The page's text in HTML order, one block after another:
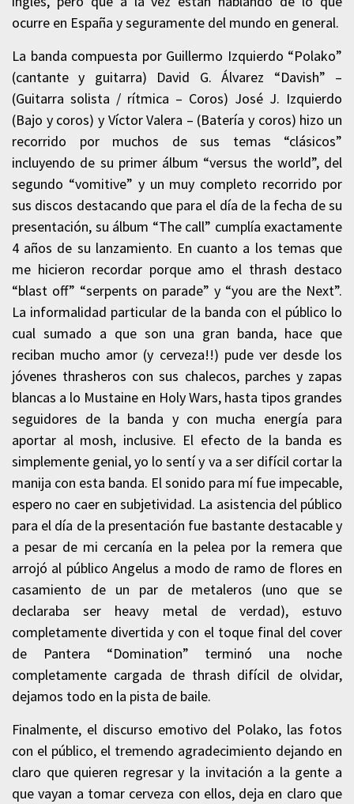
ocurre en España y seguramente del mundo en general.
La banda compuesta por Guillermo Izquierdo “Polako”
(cantante y guitarra) David G. Álvarez “Davish” –
(Guitarra solista / rítmica – Coros) José J. Izquierdo
(Bajo y coros) y Víctor Valera – (Batería y coros) hizo un
recorrido por muchos de sus temas “clásicos”
incluyendo de su primer álbum “versus the world”, del
segundo “vomitive” y un muy completo recorrido por
sus discos destacando que para el día de la fecha de su
presentación, su álbum “The call” cumplía exactamente
4 años de su lanzamiento. En cuanto a los temas que
me hicieron recordar porque amo el thrash destaco
“blast off” “serpents on parade” y “you are the Next”.
La informalidad particular de la banda con el público lo
cual sumado a que son una gran banda, hace que
reciban mucho amor (y cerveza!!) pude ver desde los
jóvenes thrasheros con sus chalecos, parches y zapas
blancas a lo Mustaine en Holy Wars, hasta tipos grandes
seguidores de la banda y con mucha energía para
aportar al mosh, inclusive. El efecto de la banda es
simplemente genial, yo lo sentí y va a ser difícil cortar la
manija con esta banda. El sonido para mí fue impecable,
espero no caer en subjetividad. La asistencia del público
para el día de la presentación fue bastante destacable y
a pesar de mi cercanía en la pelea por la remera que
arrojó al público Angelus a modo de ramo de flores en
casamiento de un par de metaleros (uno que se
declaraba ser heavy metal de verdad), estuvo
completamente divertida y con el toque final del cover
de Pantera “Domination” terminó una noche
completamente cargada de thrash difícil de olvidar,
dejamos todo en la pista de baile.
Finalmente, el discurso emotivo del Polako, las fotos
con el público, el tremendo agradecimiento dejando en
claro que quieren regresar y la invitación a la gente a
que vayan a tomar cerveza con ellos, deja en claro que